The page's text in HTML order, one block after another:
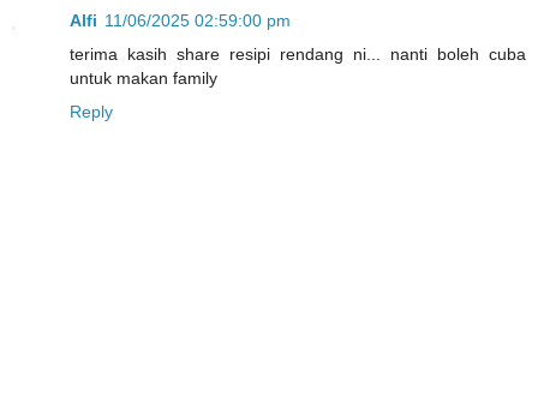
Alfi 11/06/2025 02:59:00 pm
terima kasih share resipi rendang ni... nanti boleh cuba
untuk makan family
Reply